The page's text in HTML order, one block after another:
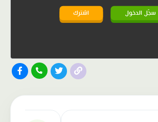
سجّل الدخول اشترك